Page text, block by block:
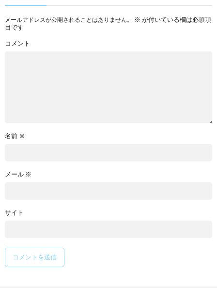
メールアドレスが公開されることはありません。 ※ が付いている欄は必須項
目です
コメント
名前 ※
メール ※
サイト